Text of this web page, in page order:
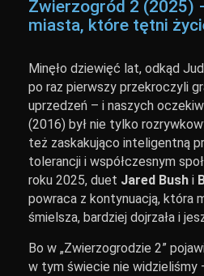
Zwierzogród 2 (2025)
miasta, które tętni
Minęło dziewięć lat, odkąd
po raz pierwszy przekroczyli
uprzedzeń – i naszych
(2016) był nie tylko
też zaskakująco inteligentną
tolerancji i współczesnym
roku 2025, duet Jared Bush i
powraca z kontynuacją, która
śmielsza, bardziej dojrzała i
Bo w „Zwierzogrodzie 2”
w tym świecie nie widzieliśmy